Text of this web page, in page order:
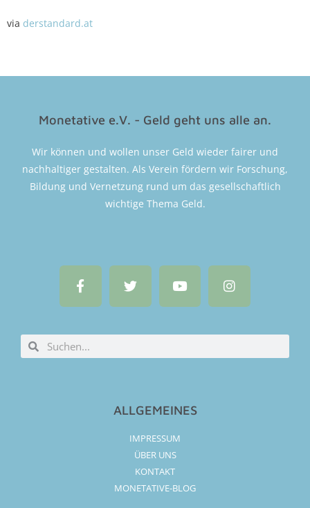
via derstandard.at
Monetative e.V. - Geld geht uns alle an.
Wir können und wollen unser Geld wieder fairer und
nachhaltiger gestalten. Als Verein fördern wir Forschung,
Bildung und Vernetzung rund um das gesellschaftlich
wichtige Thema Geld.
ALLGEMEINES
IMPRESSUM
ÜBER UNS
KONTAKT
MONETATIVE-BLOG